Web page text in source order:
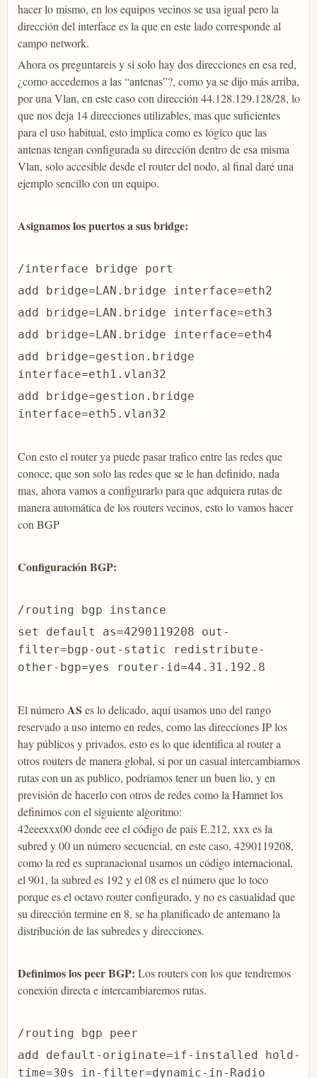
hacer lo mismo, en los equipos vecinos se usa igual pero la
dirección del interface es la que en este lado corresponde al
campo network.
Ahora os preguntareis y si solo hay dos direcciones en esa red,
¿como accedemos a las “antenas”?, como ya se dijo más arriba,
por una Vlan, en este caso con dirección 44.128.129.128/28, lo
que nos deja 14 direcciones utilizables, mas que suficientes
para el uso habitual, esto implica como es lógico que las
antenas tengan configurada su dirección dentro de esa misma
Vlan, solo accesible desde el router del nodo, al final daré una
ejemplo sencillo con un equipo.
Asignamos los puertos a sus bridge:
/interface bridge port
add bridge=LAN.bridge interface=eth2
add bridge=LAN.bridge interface=eth3
add bridge=LAN.bridge interface=eth4
add bridge=gestion.bridge
interface=eth1.vlan32
add bridge=gestion.bridge
interface=eth5.vlan32
Con esto el router ya puede pasar trafico entre las redes que
conoce, que son solo las redes que se le han definido, nada
mas, ahora vamos a configurarlo para que adquiera rutas de
manera automática de los routers vecinos, esto lo vamos hacer
con BGP
Configuración BGP:
/routing bgp instance
set default as=4290119208 out-
filter=bgp-out-static redistribute-
other-bgp=yes router-id=44.31.192.8
El número AS es lo delicado, aquí usamos uno del rango
reservado a uso interno en redes, como las direcciones IP los
hay públicos y privados, esto es lo que identifica al router a
otros routers de manera global, si por un casual intercambiamos
rutas con un as publico, podríamos tener un buen lio, y en
previsión de hacerlo con otros de redes como la Hamnet los
definimos con el siguiente algoritmo:
42eeexxx00 donde eee el código de pais E.212, xxx es la
subred y 00 un número secuencial, en este caso, 4290119208,
como la red es supranacional usamos un código internacional,
el 901, la subred es 192 y el 08 es el número que lo toco
porque es el octavo router configurado, y no es casualidad que
su dirección termine en 8, se ha planificado de antemano la
distribución de las subredes y direcciones.
Definimos los peer BGP: Los routers con los que tendremos
conexión directa e intercambiaremos rutas.
/routing bgp peer
add default-originate=if-installed hold-
time=30s in-filter=dynamic-in-Radio